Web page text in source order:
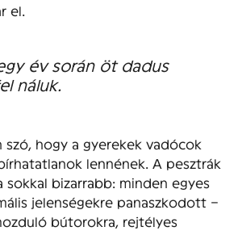
el.
év során öt dadus
náluk.
szó, hogy a gyerekek vadócok
lennének. A pesztrák
sokkal bizarrabb: minden egyes
jelenségekre panaszkodott –
bútorokra, rejtélyes